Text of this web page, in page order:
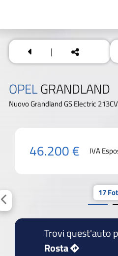
|
OPELGRANDLAND
Nuovo Grandland GS Electric
46.200 € IVA
17
Trovi quest'auto
Rosta